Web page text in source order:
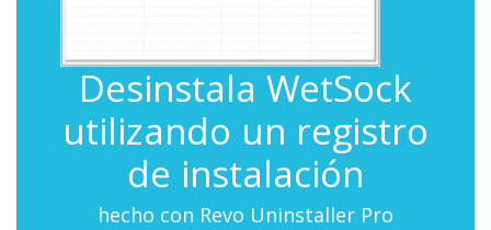
Desinstala WetSock
utilizando un registro
de instalación
hecho con Revo Uninstaller Pro